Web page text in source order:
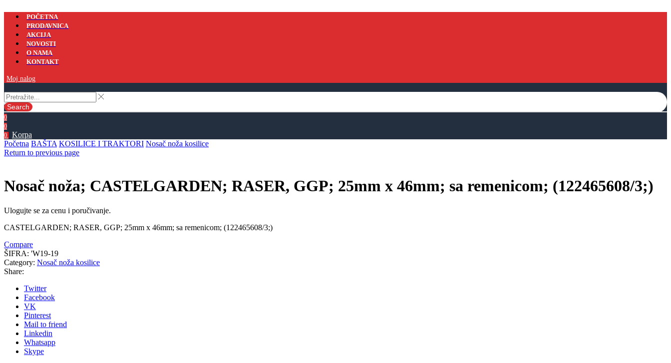
POČETNA
PRODAVNICA
AKCIJA
NOVOSTI
O NAMA
KONTAKT
Moj nalog
Search
0
0
0
Korpa
Početna BAŠTA KOSILICE I TRAKTORI Nosač noža kosilice
Return to previous page
Nosač noža; CASTELGARDEN; RASER, GGP; 25mm x 46mm; sa remenicom; (122465608/3;)
Ulogujte se za cenu i poručivanje.
CASTELGARDEN; RASER, GGP; 25mm x 46mm; sa remenicom; (122465608/3;)
Compare
ŠIFRA: 'W19-19
Category: Nosač noža kosilice
Share:
Twitter
Facebook
VK
Pinterest
Mail to friend
Linkedin
Whatsapp
Skype